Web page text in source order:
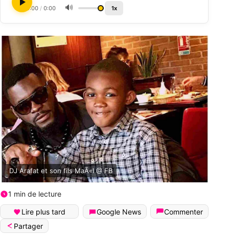
0:00 / 0:00 🔊 1x
DJ Arafat et son fils MaÃ«l @ FB
1 min de lecture
Lire plus tard Google News
Commenter
Partager